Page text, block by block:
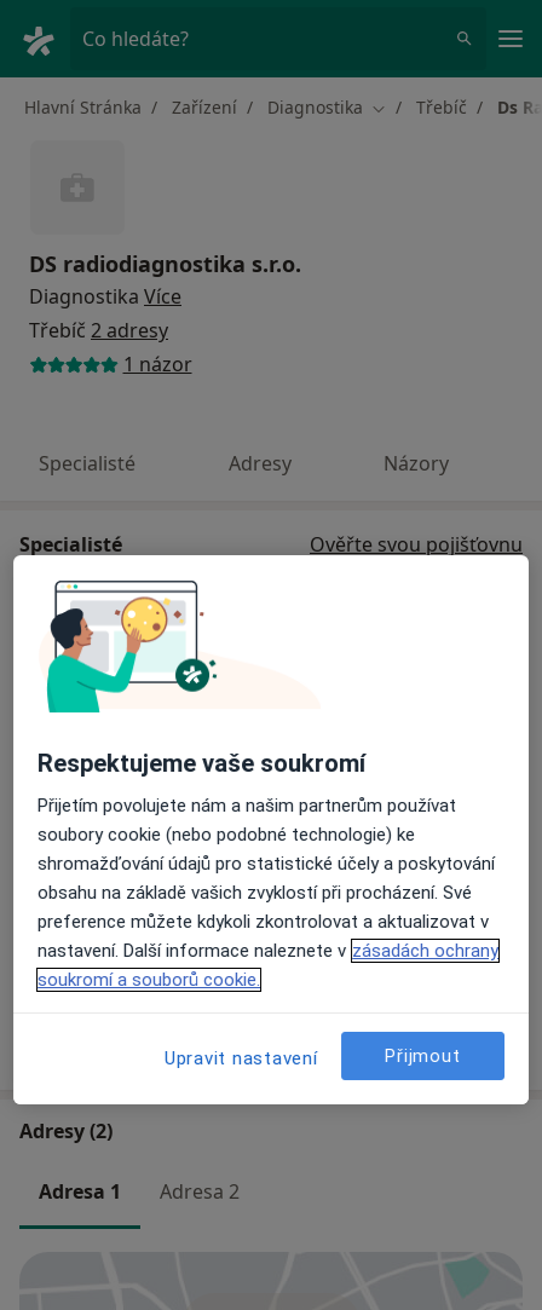
Co hledáte?
Hlavní Stránka Zařízení Diagnostika Změna města
Třebíč Ds
DS radiodiagnostika s.r.o.
Diagnostika Více
Třebíč 2 adresy
1 názor
Specialisté Adresy Názory
Specialisté Ověřte svou pojišťovnu
Diagnostik
Ivana Prachařová
Diagnostik
Ivana Picková
Diagnostik
Adresy (2)
Adresa 1 Adresa 2
Respektujeme vaše soukromí
Přijetím povolujete nám a našim partnerům používat
soubory cookie (nebo podobné technologie) ke
shromažďování údajů pro statistické účely a poskytování
obsahu na základě vašich zvyklostí při procházení. Své
preference můžete kdykoli zkontrolovat a aktualizovat v
nastavení. Další informace naleznete v zásadách ochrany
soukromí a souborů cookie.
Upravit nastavení Přijmout